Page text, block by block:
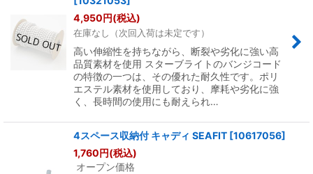
4,950円(税込)
在庫なし（次回入荷は未定です）
高い伸縮性を持ちながら、断裂や劣化に強い高
品質素材を使用 スターブライトのバンジコード
の特徴の一つは、その優れた耐久性です。ポリ
エステル素材を使用しており、摩耗や劣化に強
く、長時間の使用にも耐えられ…
4スペース収納付 キャディ SEAFIT [10617056]
1,760円(税込)
オープン価格